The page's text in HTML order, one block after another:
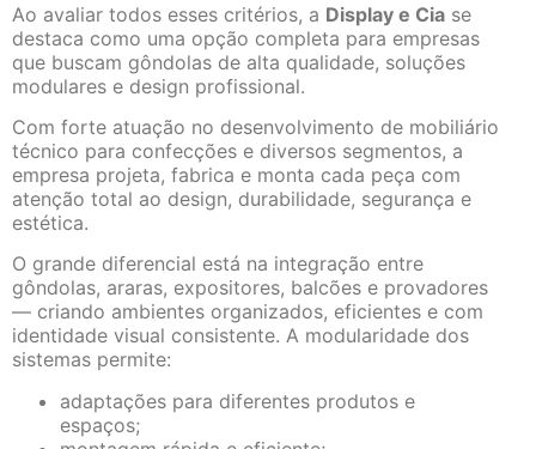
Ao avaliar todos esses critérios, a Display e Cia se
destaca como uma opção completa para empresas
que buscam gôndolas de alta qualidade, soluções
modulares e design profissional.
Com forte atuação no desenvolvimento de mobiliário
técnico para confecções e diversos segmentos, a
empresa projeta, fabrica e monta cada peça com
atenção total ao design, durabilidade, segurança e
estética.
O grande diferencial está na integração entre
gôndolas, araras, expositores, balcões e provadores
— criando ambientes organizados, eficientes e com
identidade visual consistente. A modularidade dos
sistemas permite:
adaptações para diferentes produtos e
espaços;